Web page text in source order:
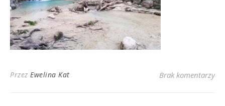
Przez Ewelina Kat Brak komentarzy